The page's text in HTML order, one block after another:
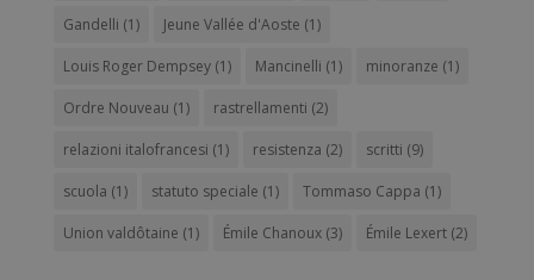
Gandelli (1) Jeune Vallée d'Aoste (1)
Louis Roger Dempsey(1) Mancinelli (1) minoranze (1)
Ordre Nouveau (1) rastrellamenti (2)
relazioni italofrancesi (1) resistenza (2) scritti (9)
scuola (1) statuto speciale (1) Tommaso Cappa (1)
Union valdôtaine (1) Émile Chanoux(3) Émile Lexert(2)